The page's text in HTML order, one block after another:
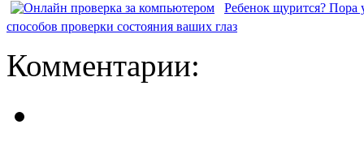
Ребенок щурится? Пора
способов проверки состояния ваших глаз
Комментарии: